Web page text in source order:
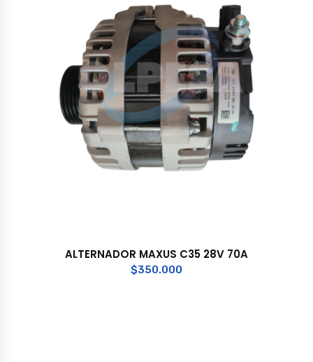
ALTERNADOR MAXUS C35 28V 70A
$350.000